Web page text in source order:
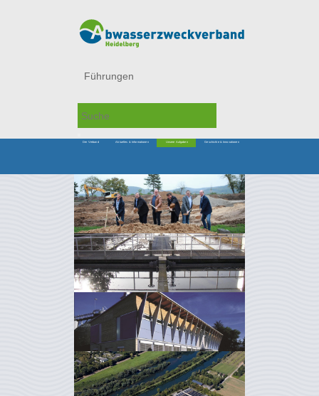
Führungen
Der Verband Aktuelles & Informationen Unsere Aufgaben Geschichte & Innovationen